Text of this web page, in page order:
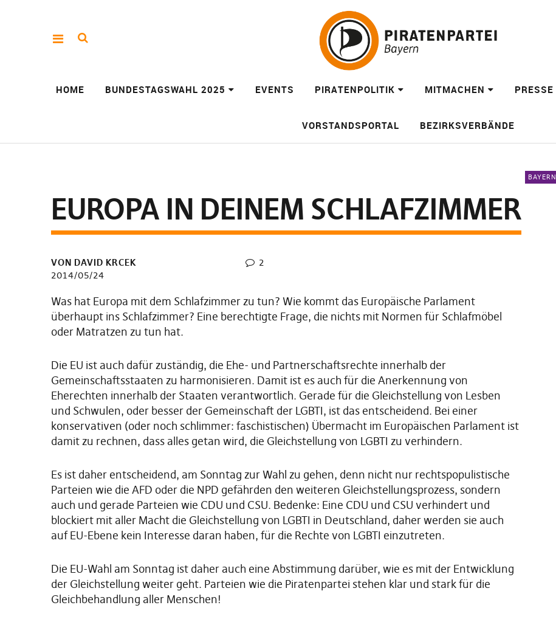
HOME BUNDESTAGSWAHL 2025 EVENTS PIRATENPOLITIK MITMACHEN PRESSE
VORSTANDSPORTAL BEZIRKSVERBÄNDE
BAYERN
EUROPA IN DEINEM SCHLAFZIMMER
VON DAVID KRCEK
2014/05/24
2
Was hat Europa mit dem Schlafzimmer zu tun? Wie kommt das Europäische Parlament
überhaupt ins Schlafzimmer? Eine berechtigte Frage, die nichts mit Normen für Schlafmöbel
oder Matratzen zu tun hat.
Die EU ist auch dafür zuständig, die Ehe- und Partnerschaftsrechte innerhalb der
Gemeinschaftsstaaten zu harmonisieren. Damit ist es auch für die Anerkennung von
Eherechten innerhalb der Staaten verantwortlich. Gerade für die Gleichstellung von Lesben
und Schwulen, oder besser der Gemeinschaft der LGBTI, ist das entscheidend. Bei einer
konservativen (oder noch schlimmer: faschistischen) Übermacht im Europäischen Parlament ist
damit zu rechnen, dass alles getan wird, die Gleichstellung von LGBTI zu verhindern.
Es ist daher entscheidend, am Sonntag zur Wahl zu gehen, denn nicht nur rechtspopulistische
Parteien wie die AFD oder die NPD gefährden den weiteren Gleichstellungsprozess, sondern
auch und gerade Parteien wie CDU und CSU. Bedenke: Eine CDU und CSU verhindert und
blockiert mit aller Macht die Gleichstellung von LGBTI in Deutschland, daher werden sie auch
auf EU-Ebene kein Interesse daran haben, für die Rechte von LGBTI einzutreten.
Die EU-Wahl am Sonntag ist daher auch eine Abstimmung darüber, wie es mit der Entwicklung
der Gleichstellung weiter geht. Parteien wie die Piratenpartei stehen klar und stark für die
Gleichbehandlung aller Menschen!